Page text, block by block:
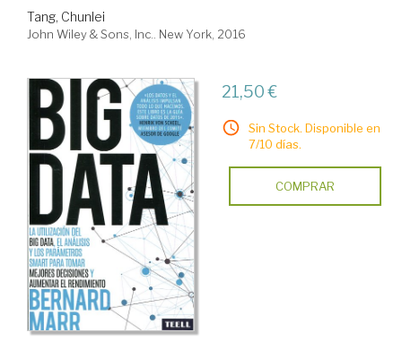
Tang, Chunlei
John Wiley & Sons, Inc.. New York, 2016
21,50 €
Sin Stock. Disponible en
7/10 días.
COMPRAR